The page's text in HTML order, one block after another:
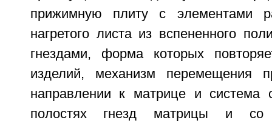
прижимную плиту с элементами
нагретого листа из вспененного
гнездами, форма которых
изделий, механизм перемещения
направлении к матрице и система
полостях гнезд матрицы и со